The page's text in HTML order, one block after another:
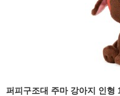
퍼피구조대 주마 강아지 인형